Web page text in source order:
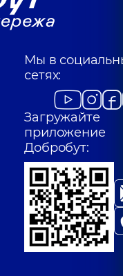
Мы в
сетях:
Загружайте
приложение
Добробут: